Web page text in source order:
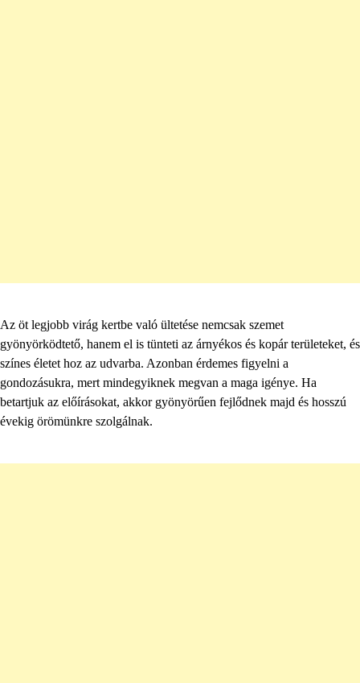
Az öt legjobb virág kertbe való ültetése nemcsak szemet
gyönyörködtető, hanem el is tünteti az árnyékos és kopár területeket, és
színes életet hoz az udvarba. Azonban érdemes figyelni a
gondozásukra, mert mindegyiknek megvan a maga igénye. Ha
betartjuk az előírásokat, akkor gyönyörűen fejlődnek majd és hosszú
évekig örömünkre szolgálnak.